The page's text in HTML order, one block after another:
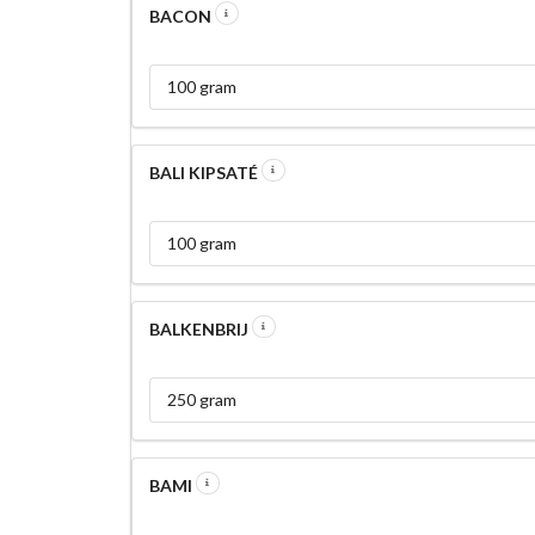
BACON
100 gram
BALI KIPSATÉ
100 gram
BALKENBRIJ
250 gram
BAMI